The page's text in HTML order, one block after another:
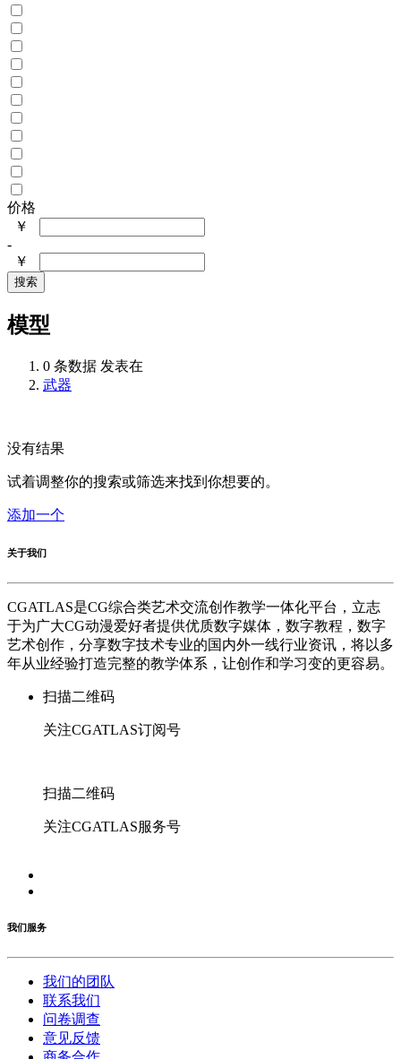
价格
￥
-
￥
搜索
模型
0 条数据 发表在
武器
没有结果
试着调整你的搜索或筛选来找到你想要的。
添加一个
关于我们
CGATLAS是CG综合类艺术交流创作教学一体化平台，立志
于为广大CG动漫爱好者提供优质数字媒体，数字教程，数字
艺术创作，分享数字技术专业的国内外一线行业资讯，将以多
年从业经验打造完整的教学体系，让创作和学习变的更容易。
扫描二维码
关注CGATLAS订阅号
扫描二维码
关注CGATLAS服务号
我们服务
我们的团队
联系我们
问卷调查
意见反馈